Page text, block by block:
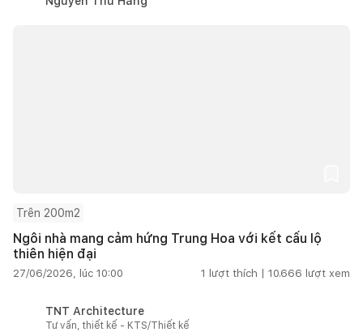
Trên 200m2
Ngôi nhà mang cảm hứng Trung Hoa với kết cấu lộ
thiên hiện đại
27/06/2026, lúc 10:00 1 lượt thích | 10.666 lượt xem
TNT Architecture
Tư vấn, thiết kế - KTS/Thiết kế